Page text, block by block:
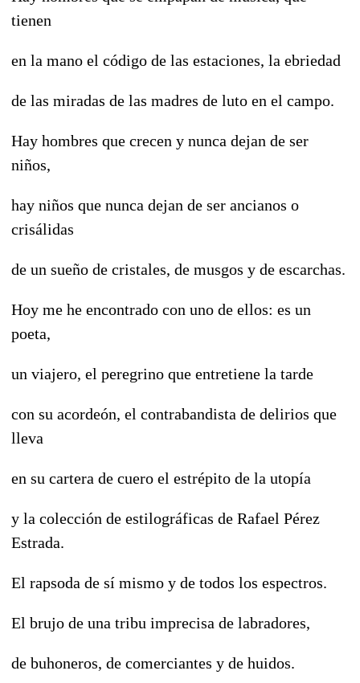
tienen
en la mano el código de las estaciones, la ebriedad
de las miradas de las madres de luto en el campo.
Hay hombres que crecen y nunca dejan de ser
niños,
hay niños que nunca dejan de ser ancianos o
crisálidas
de un sueño de cristales, de musgos y de escarchas.
Hoy me he encontrado con uno de ellos: es un
poeta,
un viajero, el peregrino que entretiene la tarde
con su acordeón, el contrabandista de delirios que
lleva
en su cartera de cuero el estrépito de la utopía
y la colección de estilográficas de Rafael Pérez
Estrada.
El rapsoda de sí mismo y de todos los espectros.
El brujo de una tribu imprecisa de labradores,
de buhoneros, de comerciantes y de huidos.